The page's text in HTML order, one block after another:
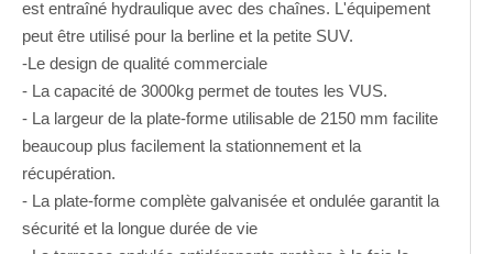
est entraîné hydraulique avec des chaînes. L'équipement
peut être utilisé pour la berline et la petite SUV.
-Le design de qualité commerciale
- La capacité de 3000kg permet de toutes les VUS.
- La largeur de la plate-forme utilisable de 2150 mm facilite
beaucoup plus facilement la stationnement et la
récupération.
- La plate-forme complète galvanisée et ondulée garantit la
sécurité et la longue durée de vie